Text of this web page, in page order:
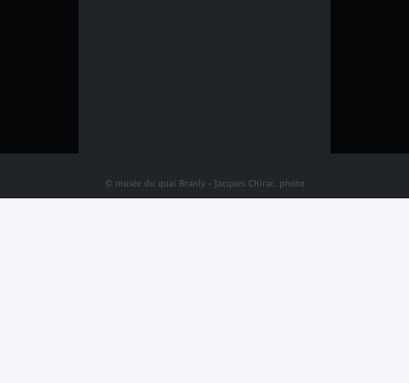
© musée du quai Branly - Jacques Chirac, photo